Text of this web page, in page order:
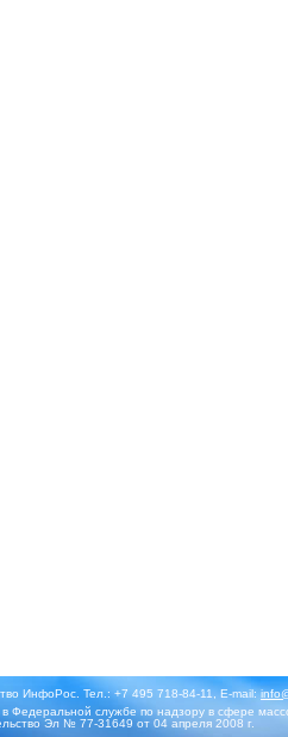
ИнфоРос. Тел.: +7 495 718-84-11, E-mail:
службе по надзору в сфере
Эл № 77-31649 от 04 апреля 2008 г.